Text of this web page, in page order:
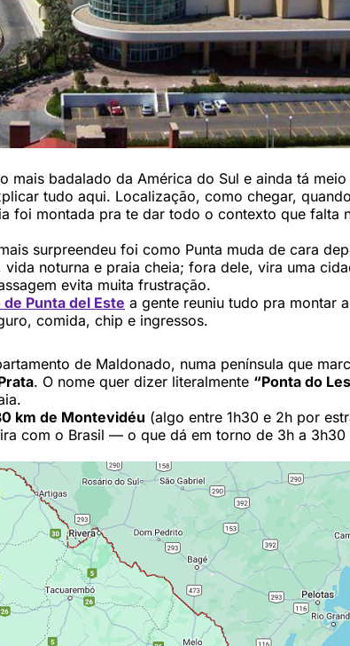
mais badalado da América do Sul e ainda tá
tudo aqui. Localização, como chegar,
foi montada pra te dar todo o contexto que falta
surpreendeu foi como Punta muda de cara
noturna e praia cheia; fora dele, vira uma
evita muita frustração.
Punta del Este a gente reuniu tudo pra montar
comida, chip e ingressos.
de Maldonado, numa península que
. O nome quer dizer literalmente “Ponta do
km de Montevidéu (algo entre 1h30 e 2h por
com o Brasil — o que dá em torno de 3h a 3h30